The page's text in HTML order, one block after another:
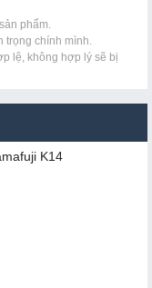
phẩm.
chính mình.
lệ, không hợp lý sẽ bị
K14